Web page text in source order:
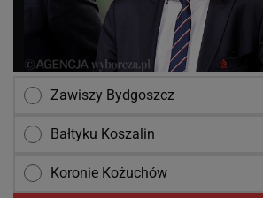
Zawiszy Bydgoszcz
Bałtyku Koszalin
Koronie Kożuchów